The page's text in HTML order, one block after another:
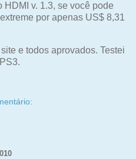
HDMI v. 1.3, se você pode
por apenas US$ 8,31
e todos aprovados. Testei